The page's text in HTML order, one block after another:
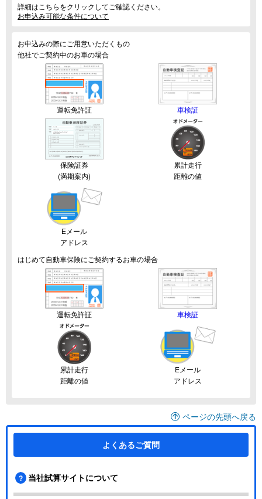
詳細はこちらをクリックしてご確認ください。
お申込み可能な条件について
お申込みの際にご用意いただくもの
他社でご契約中のお車の場合
運転免許証 車検証
保険証券
(満期案内)
累計走行
距離の値
Eメール
アドレス
はじめて自動車保険にご契約するお車の場合
運転免許証 車検証
累計走行
距離の値
Eメール
アドレス
ページの先頭へ戻る
よくあるご質問
当社試算サイトについて